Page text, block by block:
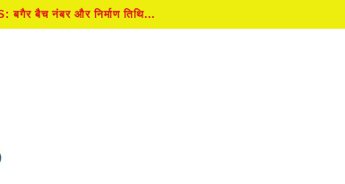
नहीं रुकता पैसा तो...